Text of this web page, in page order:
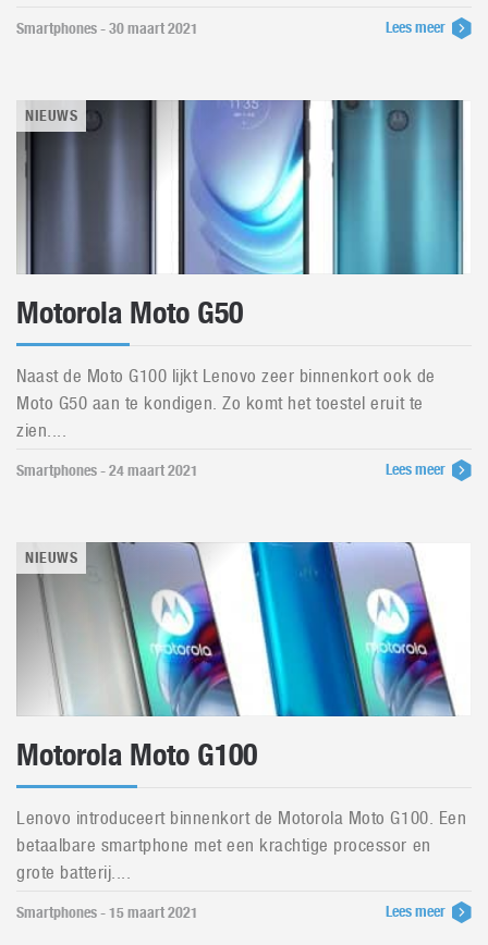
Smartphones - 30 maart 2021 Lees meer
NIEUWS
Motorola Moto G50
Naast de Moto G100 lijkt Lenovo zeer binnenkort ook de
Moto G50 aan te kondigen. Zo komt het toestel eruit te
zien....
Smartphones - 24 maart 2021 Lees meer
NIEUWS
Motorola Moto G100
Lenovo introduceert binnenkort de Motorola Moto G100. Een
betaalbare smartphone met een krachtige processor en
grote batterij....
Smartphones - 15 maart 2021 Lees meer